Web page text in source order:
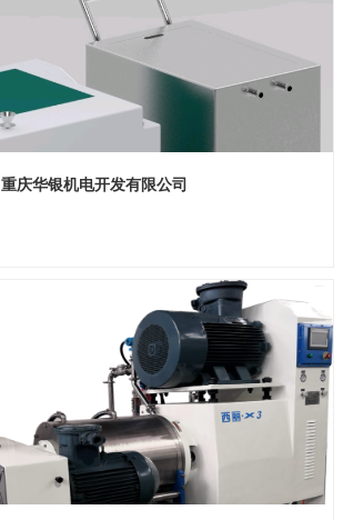
重庆华银机电开发有限公司